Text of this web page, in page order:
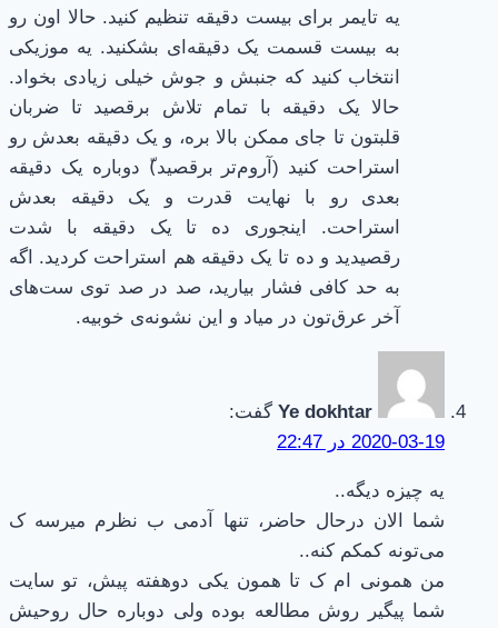
یه تایمر برای بیست دقیقه تنظیم کنید. حالا اون رو
به بیست قسمت یک دقیقه‌ای بشکنید. یه موزیکی
انتخاب کنید که جنبش و جوش خیلی زیادی بخواد.
حالا یک دقیقه با تمام تلاش برقصید تا ضربان
قلبتون تا جای ممکن بالا بره، و یک دقیقه بعدش رو
استراحت کنید (آروم‌تر برقصید)ّ دوباره یک دقیقه
بعدی رو با نهایت قدرت و یک دقیقه بعدش
استراحت. اینجوری ده تا یک دقیقه با شدت
رقصیدید و ده تا یک دقیقه هم استراحت کردید. اگه
به حد کافی فشار بیارید، صد در صد توی ست‌های
آخر عرق‌تون در میاد و این نشونه‌ی خوبیه.
Ye dokhtar گفت:
2020-03-19 در 22:47
یه چیزه دیگه..
شما الان درحال حاضر، تنها آدمی ب نظرم میرسه ک
می‌تونه کمکم کنه..
من همونی ام ک تا همون یکی دوهفته پیش، تو سایت
شما پیگیر روش مطالعه بوده ولی دوباره حال روحیش